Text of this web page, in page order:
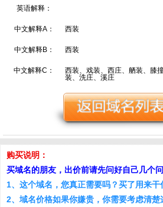
英语解释：
中文解释A： 西装
中文解释B： 西装
中文解释C：
西装、戏装、西庄、舾装、膝
装、洗庄、溪庄
购买说明：
买域名的朋友，出价前请先问好自己几个问
1、这个域名，您真正需要吗？买了用来干
2、域名价格如果你嫌贵，你需要考虑清